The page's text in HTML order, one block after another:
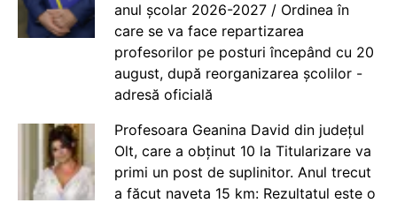
anul școlar 2026-2027 / Ordinea în
care se va face repartizarea
profesorilor pe posturi începând cu 20
august, după reorganizarea școlilor -
adresă oficială
Profesoara Geanina David din județul
Olt, care a obținut 10 la Titularizare va
primi un post de suplinitor. Anul trecut
a făcut naveta 15 km: Rezultatul este o